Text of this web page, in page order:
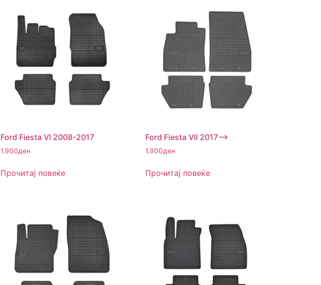
Ford Fiesta VI 2008-2017
1.900ден
Прочитај повеќе
Ford Fiesta VII 2017–>
1.900ден
Прочитај повеќе